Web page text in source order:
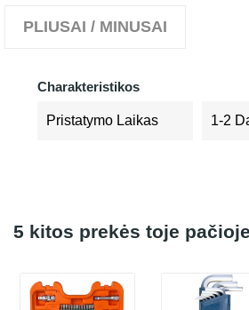
PLIUSAI / MINUSAI
Charakteristikos
Pristatymo Laikas 1-2
5 kitos prekės toje